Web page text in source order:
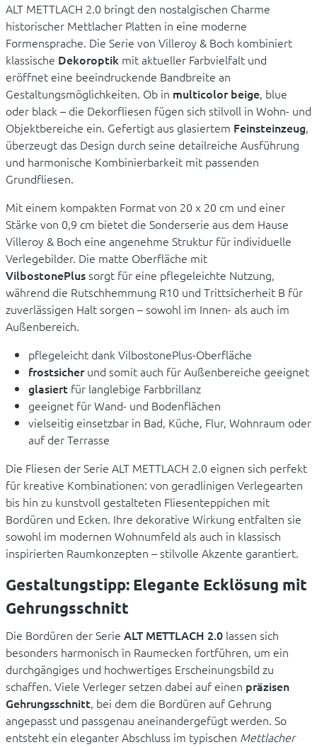
ALT METTLACH 2.0 bringt den nostalgischen Charme
historischer Mettlacher Platten in eine moderne
Formensprache. Die Serie von Villeroy & Boch kombiniert
klassische Dekoroptik mit aktueller Farbvielfalt und
eröffnet eine beeindruckende Bandbreite an
Gestaltungsmöglichkeiten. Ob in multicolor beige, blue
oder black – die Dekorfliesen fügen sich stilvoll in Wohn- und
Objektbereiche ein. Gefertigt aus glasiertem Feinsteinzeug,
überzeugt das Design durch seine detailreiche Ausführung
und harmonische Kombinierbarkeit mit passenden
Grundfliesen.
Mit einem kompakten Format von 20 x 20 cm und einer
Stärke von 0,9 cm bietet die Sonderserie aus dem Hause
Villeroy & Boch eine angenehme Struktur für individuelle
Verlegebilder. Die matte Oberfläche mit
VilbostonePlussorgt für eine pflegeleichte Nutzung,
während die Rutschhemmung R10 und Trittsicherheit B für
zuverlässigen Halt sorgen – sowohl im Innen- als auch im
Außenbereich.
pflegeleicht dank VilbostonePlus-Oberfläche
frostsicherund somit auch für Außenbereiche geeignet
glasiert für langlebige Farbbrillanz
geeignet für Wand- und Bodenflächen
vielseitig einsetzbar in Bad, Küche, Flur, Wohnraum oder
auf der Terrasse
Die Fliesen der Serie ALT METTLACH 2.0 eignen sich perfekt
für kreative Kombinationen: von geradlinigen Verlegearten
bis hin zu kunstvoll gestalteten Fliesenteppichen mit
Bordüren und Ecken. Ihre dekorative Wirkung entfalten sie
sowohl im modernen Wohnumfeld als auch in klassisch
inspirierten Raumkonzepten – stilvolle Akzente garantiert.
Gestaltungstipp: Elegante Ecklösung mit
Gehrungsschnitt
Die Bordüren der Serie ALT METTLACH 2.0 lassen sich
besonders harmonisch in Raumecken fortführen, um ein
durchgängiges und hochwertiges Erscheinungsbild zu
schaffen. Viele Verleger setzen dabei auf einen präzisen
Gehrungsschnitt, bei dem die Bordüren auf Gehrung
angepasst und passgenau aneinandergefügt werden. So
entsteht ein eleganter Abschluss im typischen Mettlacher